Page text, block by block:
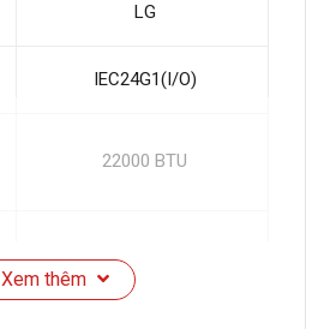
LG
IEC24G1(I/O)
22000 BTU
Không có sưởi ấm
Xem thêm